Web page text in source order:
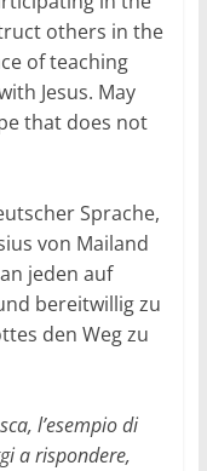
others in the
of teaching
Jesus. May
that does not
Sprache,
von Mailand
jeden auf
bereitwillig zu
den Weg zu
l’esempio di
a rispondere,